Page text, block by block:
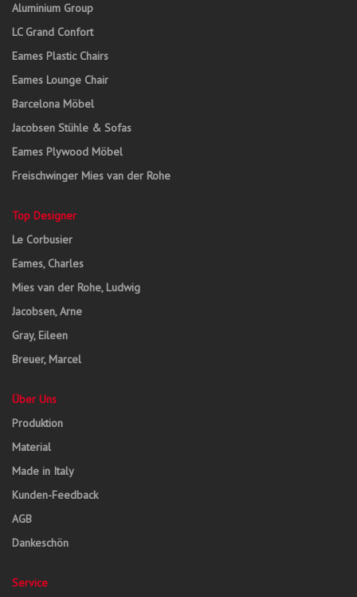
Aluminium Group
LC Grand Confort
Eames Plastic Chairs
Eames Lounge Chair
Barcelona Möbel
Jacobsen Stühle & Sofas
Eames Plywood Möbel
Freischwinger Mies van der Rohe
Top Designer
Le Corbusier
Eames, Charles
Mies van der Rohe, Ludwig
Jacobsen, Arne
Gray, Eileen
Breuer, Marcel
Über Uns
Produktion
Material
Made in Italy
Kunden-Feedback
AGB
Dankeschön
Service